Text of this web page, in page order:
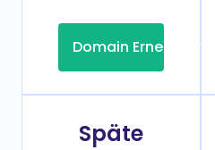
Domain Erneuerung
Späte